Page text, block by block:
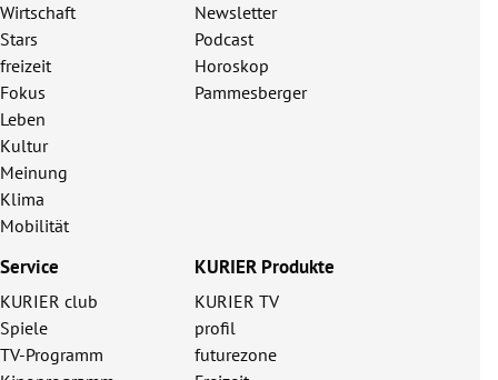
Wirtschaft
Stars
freizeit
Fokus
Leben
Kultur
Meinung
Klima
Mobilität
Newsletter
Podcast
Horoskop
Pammesberger
Service
KURIER club
Spiele
TV-Programm
KURIER Produkte
KURIER TV
profil
futurezone